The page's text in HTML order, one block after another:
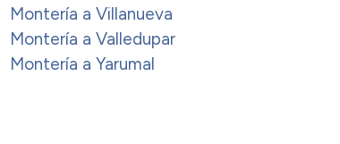
Montería a Villanueva
Montería a Valledupar
Montería a Yarumal